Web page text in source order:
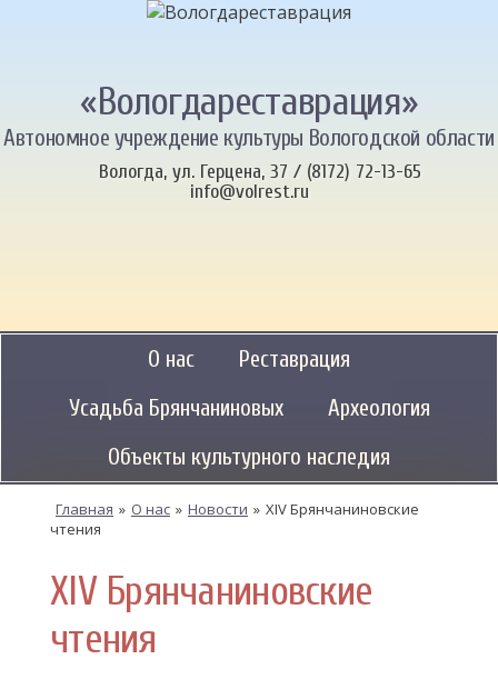
«Вологдареставрация»
Автономное учреждение культуры Вологодской области
Вологда, ул. Герцена, 37 / (8172) 72-13-65
info@volrest.ru
О нас
Реставрация
Усадьба Брянчаниновых
Археология
Объекты культурного наследия
Главная » О нас » Новости » XIV Брянчаниновские
чтения
XIV Брянчаниновские
чтения